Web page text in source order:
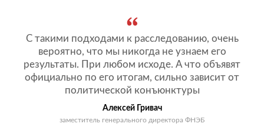
С такими подходами к расследованию, очень
вероятно, что мы никогда не узнаем его
результаты. При любом исходе. А что объявят
официально по его итогам, сильно зависит от
политической конъюнктуры
Алексей Гривач
заместитель генерального директора ФНЭБ